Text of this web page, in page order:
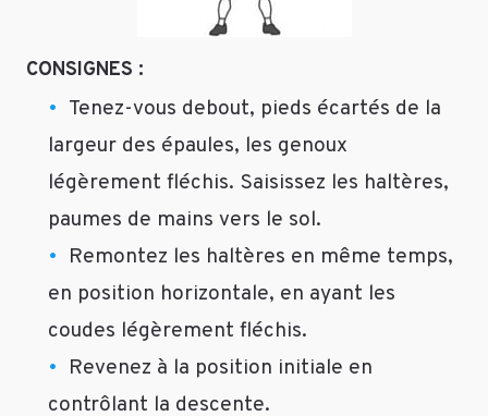
CONSIGNES :
Tenez-vous debout, pieds écartés de la
largeur des épaules, les genoux
légèrement fléchis. Saisissez les haltères,
paumes de mains vers le sol.
Remontez les haltères en même temps,
en position horizontale, en ayant les
coudes légèrement fléchis.
Revenez à la position initiale en
contrôlant la descente.